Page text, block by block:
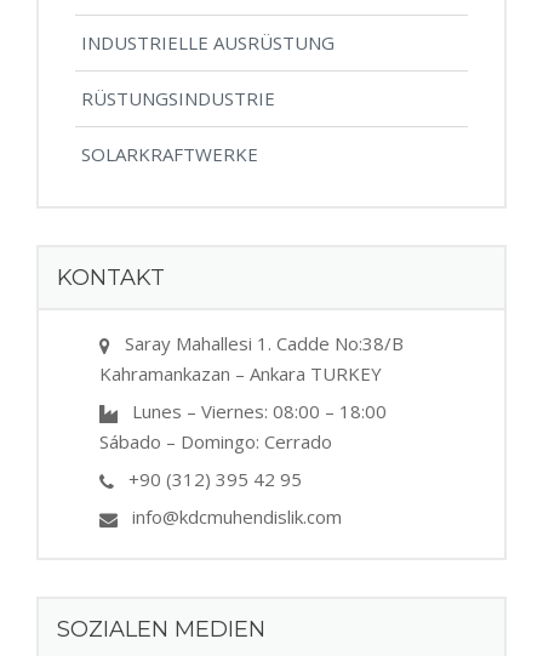
INDUSTRIELLE AUSRÜSTUNG
RÜSTUNGSINDUSTRIE
SOLARKRAFTWERKE
KONTAKT
Saray Mahallesi 1. Cadde No:38/B
Kahramankazan – Ankara TURKEY
Lunes – Viernes: 08:00 – 18:00
Sábado – Domingo: Cerrado
+90 (312) 395 42 95
info@kdcmuhendislik.com
SOZIALEN MEDIEN